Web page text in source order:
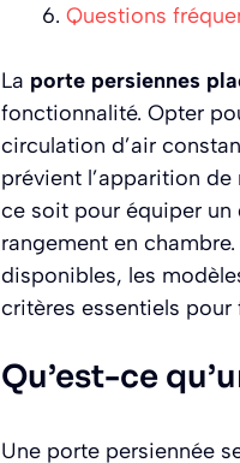
Questions
La porte persiennes
fonctionnalité. Opter
circulation d’air
prévient l’apparition
ce soit pour équiper un
rangement en
disponibles, les
critères essentiels
Qu’est-ce
Une porte persiennée